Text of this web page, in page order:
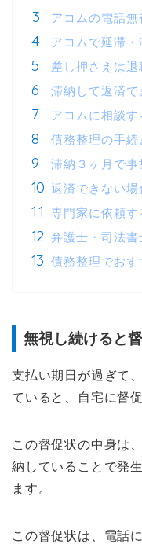
アコムの電話無
アコムで延滞・
差し押さえは
滞納して返済
アコムに相談す
債務整理の手続
滞納３ヶ月で事
返済できない
専門家に依頼す
弁護士・司法
債務整理でお
無視し続けると
支払い期日が過ぎて
ていると、自宅に督
この督促状の中身は
納していることで発
ます。
この督促状は、電話